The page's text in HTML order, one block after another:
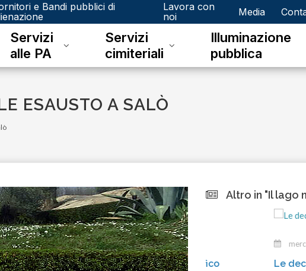
e Bandi pubblici di
Lavora con
noi
Media
Servizi
alle PA
Servizi
cimiteriali
Illuminazione
pubblica
ESAUSTO A SALÒ
Altro in "Il lago
15 dicembre 2023
e il riconoscimento fotografico
mercoledì 13
Le decorazioni